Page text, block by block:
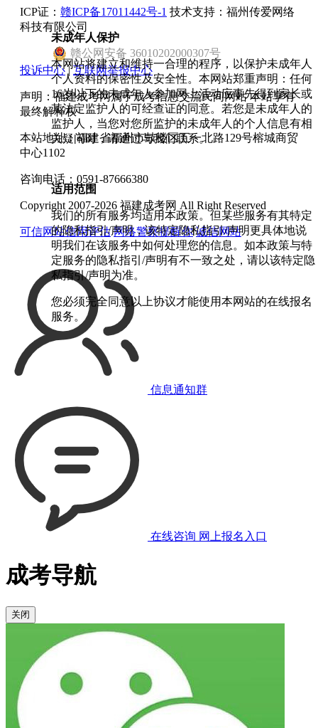
未成年人保护
本网站将建立和维持一合理的程序，以保护未成年人
个人资料的保密性及安全性。本网站郑重声明：任何
16岁以下的未成年人参加网上活动应事先得到家长或
其法定监护人的可经查证的同意。若您是未成年人的
监护人，当您对您所监护的未成年人的个人信息有相
关疑问时，请通过与我们联系。
适用范围
我们的所有服务均适用本政策。但某些服务有其特定
的隐私指引/声明，该特定隐私指引/声明更具体地说
明我们在该服务中如何处理您的信息。如本政策与特
定服务的隐私指引/声明有不一致之处，请以该特定隐
私指引/声明为准。
您必须完全同意以上协议才能使用本网站的在线报名
服务。
ICP证： 赣ICP备17011442号-1 技术支持：福州传爱网络
科技有限公司
赣公网安备 36010202000307号
投诉中心|互联网举报中心
声明：福建成考网属于成考信息交流民间网站 本站享有
最终解释权
本站地址：福建省福州市鼓楼区五一北路129号榕城商贸
中心1102
咨询电话：0591-87666380
Copyright 2007-2026 福建成考网 All Right Reserved
可信网站信用评估 网络警察提醒你 诚信网站
信息通知群
在线咨询 网上报名入口
成考导航
关闭